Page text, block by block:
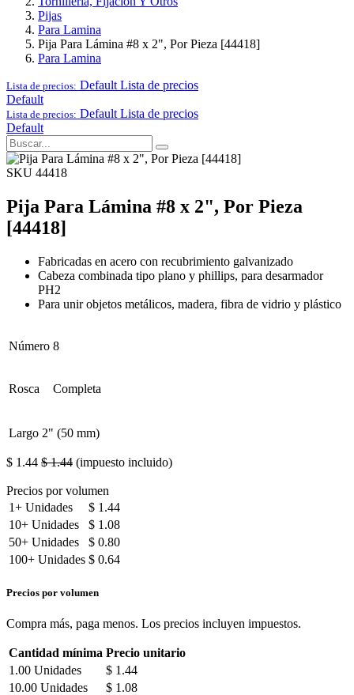
Pijas
Para Lamina
Pija Para Lámina #8 x 2", Por Pieza [44418]
Para Lamina
Lista de precios: Default Lista de precios
Default
Lista de precios: Default Lista de precios
Default
SKU 44418
Pija Para Lámina #8 x 2", Por Pieza
[44418]
Fabricadas en acero con recubrimiento galvanizado
Cabeza combinada tipo plano y phillips, para desarmador
PH2
Para unir objetos metálicos, madera, fibra de vidrio y plástico
Número 8
Rosca Completa
Largo 2" (50 mm)
$ 1.44 $1.44 (impuesto incluido)
Precios por volumen
1+ Unidades $ 1.44
10+ Unidades $ 1.08
50+ Unidades $ 0.80
100+ Unidades $ 0.64
Precios por volumen
Compra más, paga menos. Los precios incluyen impuestos.
Cantidad mínima Precio unitario
1.00 Unidades $ 1.44
10.00 Unidades $ 1.08